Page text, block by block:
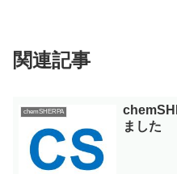
関連記事
chemSHERPA
ました